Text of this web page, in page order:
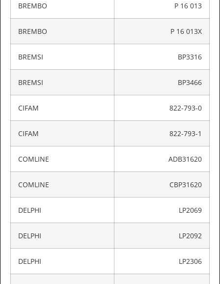
BREMBO P 16 013
BREMBO P 16 013X
BREMSI BP3316
BREMSI BP3466
CIFAM 822-793-0
CIFAM 822-793-1
COMLINE ADB31620
COMLINE CBP31620
DELPHI LP2069
DELPHI LP2092
DELPHI LP2306